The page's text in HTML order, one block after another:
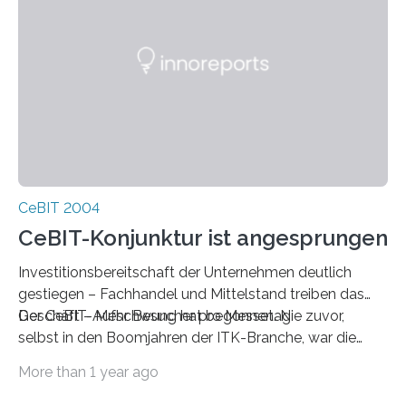
CeBIT 2004
CeBIT-Konjunktur ist angesprungen
Investitionsbereitschaft der Unternehmen deutlich
gestiegen – Fachhandel und Mittelstand treiben das
Geschäft – Mehr Besucher pro Messetag
Der CeBIT-Aufschwung hat begonnen. Nie zuvor,
selbst in den Boom­jahren der ITK-Branche, war die
CeBIT zur Information und zur Beschaffung nutzen,
More than 1 year ago